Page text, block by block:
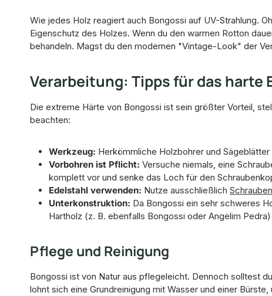
Wie jedes Holz reagiert auch Bongossi auf UV-Strahlung.
Eigenschutz des Holzes. Wenn du den warmen Rotton
behandeln. Magst du den modernen "Vintage-Look" der
Verarbeitung: Tipps für das harte
Die extreme Härte von Bongossi ist sein größter Vorteil,
beachten:
Werkzeug: Herkömmliche Holzbohrer und
Vorbohren ist Pflicht: Versuche niemals, eine
komplett vor und senke das Loch für den
Edelstahl verwenden: Nutze ausschließlich
Unterkonstruktion: Da Bongossi ein sehr schweres
Hartholz (z. B. ebenfalls Bongossi oder Angelim
Pflege und Reinigung
Bongossi ist von Natur aus pflegeleicht. Dennoch solltest
lohnt sich eine Grundreinigung mit Wasser und einer